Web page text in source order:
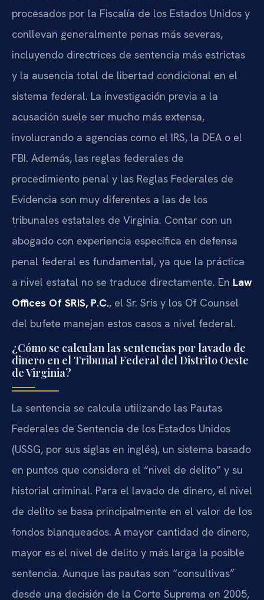
procesados por la Fiscalía de los Estados Unidos y
conllevan generalmente penas más severas,
incluyendo directrices de sentencia más estrictas
y la ausencia total de libertad condicional en el
sistema federal. La investigación previa a la
acusación suele ser mucho más extensa,
involucrando a agencias como el IRS, la DEA o el
FBI. Además, las reglas federales de
procedimiento penal y las Reglas Federales de
Evidencia son muy diferentes a las de los
tribunales estatales de Virginia. Contar con un
abogado con experiencia específica en defensa
penal federal es fundamental, ya que la práctica
a nivel estatal no se traduce directamente. En Law
Offices Of SRIS, P.C., el Sr. Sris y los Of Counsel
del bufete manejan estos casos a nivel federal.
¿Cómo se calculan las sentencias por lavado de
dinero en el Tribunal Federal del Distrito Oeste
de Virginia?
La sentencia se calcula utilizando las Pautas
Federales de Sentencia de los Estados Unidos
(USSG, por sus siglas en inglés), un sistema basado
en puntos que considera el “nivel de delito” y su
historial criminal. Para el lavado de dinero, el nivel
de delito se basa principalmente en el valor de los
fondos blanqueados. A mayor cantidad de dinero,
mayor es el nivel de delito y más larga la posible
sentencia. Aunque las pautas son “consultivas”
desde una decisión de la Corte Suprema en 2005,